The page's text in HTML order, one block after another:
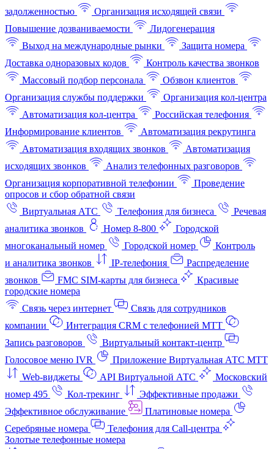
задолженностью
Организация исходящей связи
Повышение дозваниваемости
Лидогенерация
Выход на международные рынки
Защита номера
Доставка одноразовых кодов
Контроль качества звонков
Массовый подбор персонала
Обзвон клиентов
Организация службы поддержки
Организация кол-центра
Автоматизация кол-центра
Российская телефония
Информирование клиентов
Автоматизация рекрутинга
Автоматизация входящих звонков
Автоматизация
исходящих звонков
Анализ телефонных разговоров
Организация корпоративной телефонии
Проведение
опросов и сбор обратной связи
Виртуальная АТС
Телефония для бизнеса
Речевая
аналитика звонков
Номер 8-800
Городской
многоканальный номер
Городской номер
Контроль
и аналитика звонков
IP-телефония
Распределение
звонков
FMC SIM-карты для бизнеса
Красивые
городские номера
Связь через интернет
Связь для сотрудников
компании
Интеграция CRM с телефонией МТТ
Запись разговоров
Виртуальный контакт‑центр
Голосовое меню IVR
Приложение Виртуальная АТС МТТ
Web-виджеты
API Виртуальной АТС
Московский
номер 495
Кол-трекинг
Эффективные продажи
Эффективное обслуживание
Платиновые номера
Серебряные номера
Телефония для Call-центра
Золотые телефонные номера